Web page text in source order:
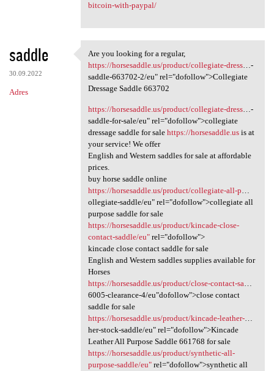
bitcoin-with-paypal/
saddle
30.09.2022
Adres
Are you looking for a regular
Are you looking for a regular,
https://horsesaddle.us/product/collegiate-dress…-
saddle-663702-2/eu" rel="dofollow">Collegiate
Dressage Saddle 663702
https://horsesaddle.us/product/collegiate-dress…-
saddle-for-sale/eu" rel="dofollow">collegiate
dressage saddle for sale https://horsesaddle.usis at
your service! We offer
English and Western saddles for sale at affordable
prices.
buy horse saddle online
https://horsesaddle.us/product/collegiate-all-p…
ollegiate-saddle/eu" rel="dofollow">collegiate all
purpose saddle for sale
https://horsesaddle.us/product/kincade-close-
contact-saddle/eu"rel="dofollow">
kincade close contact saddle for sale
English and Western saddles supplies available for
Horses
https://horsesaddle.us/product/close-contact-sa…
6005-clearance-4/eu"dofollow">close contact
saddle for sale
https://horsesaddle.us/product/kincade-leather-…
her-stock-saddle/eu" rel="dofollow">Kincade
Leather All Purpose Saddle 661768 for sale
https://horsesaddle.us/product/synthetic-all-
purpose-saddle/eu"rel="dofollow">synthetic all